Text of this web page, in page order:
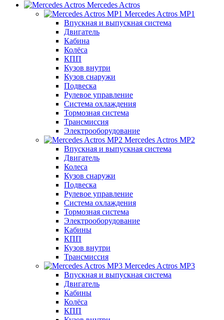
Mercedes Actros
Mercedes Actros MP1
Впускная и выпускная система
Двигатель
Кабина
Колёса
КПП
Кузов внутри
Кузов снаружи
Подвеска
Рулевое управление
Система охлаждения
Тормозная система
Трансмиссия
Электрооборудование
Mercedes Actros MP2
Впускная и выпускная система
Двигатель
Колеса
Кузов снаружи
Подвеска
Рулевое управление
Система охлаждения
Тормозная система
Электрооборудование
Кабины
КПП
Кузов внутри
Трансмиссия
Mercedes Actros MP3
Впускная и выпускная система
Двигатель
Кабины
Колёса
КПП